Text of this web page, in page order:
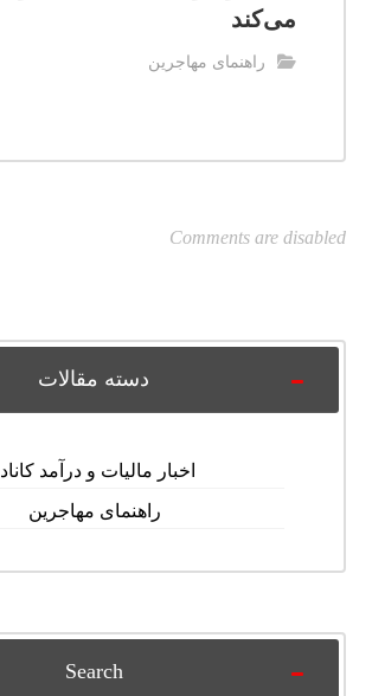
می‌کند
راهنمای مهاجرین
Comments are disabled
دسته مقالات
اخبار مالیات و درآمد کانادا
راهنمای مهاجرین
Search